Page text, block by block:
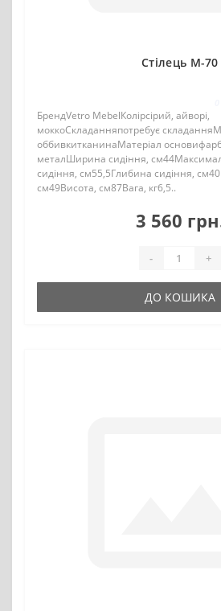
Стілець M-70
БрендVetro MebelКолірсірий, айворі,
моккоСкладанняпотребує
оббивкитканинаМатеріал
металШирина сидіння,
сидіння, см55,5Глибина сидіння,
см49Висота, см87Вага, кг6,5..
3 560
- +
ДО КОШИКА